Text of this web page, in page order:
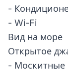
-
- Wi-Fi
Вид на море
Открытое
- Москитные